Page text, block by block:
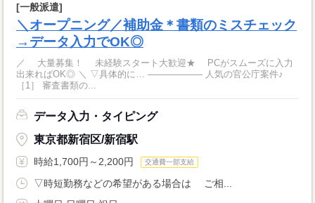
[一般派遣]
＼オープニング／補助金＊書類のミスチェック
→データ入力でOK◎
／ 大量募集！ 未経験スタート大歓迎★ PCがスムーズに入力
出来ればOK◎ ＼ ▽具体的に… ―――――― 人気の官公庁案件♪
［1］ 審査書類の...
データ入力・タイピング
東京都新宿区/新宿駅
時給1,700円～2,200円 交通費一部支給
▽時短勤務などの希望がある場合は ご相...